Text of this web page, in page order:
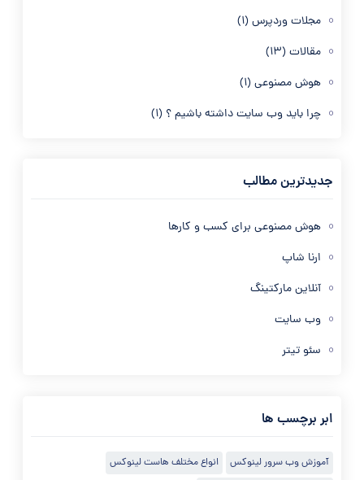
مجلات وردپرس(1)
مقالات(13)
هوش مصنوعی(1)
چرا باید وب سایت داشته باشیم ؟ (1)
جدیدترین مطالب
هوش مصنوعی برای کسب و کارها
ارنا شاپ
آنلاین مارکتینگ
وب سایت
سئو تیتر
ابر برچسب ها
آموزش وب سرور لینوکس
انواع مختلف هاست لینوکس